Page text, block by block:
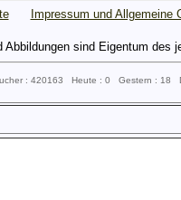
Impressum und Allgemeine
Abbildungen sind Eigentum
: 420163 Heute : 0 Gestern :